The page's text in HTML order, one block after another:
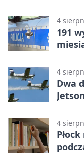
4
191
4
Dwa
4